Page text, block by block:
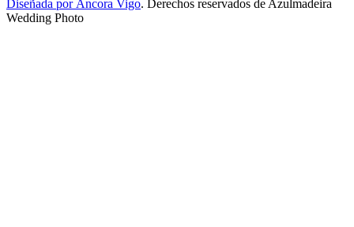
Diseñada por Àncora Vigo. Derechos reservados de Azulmadeira
Wedding Photo